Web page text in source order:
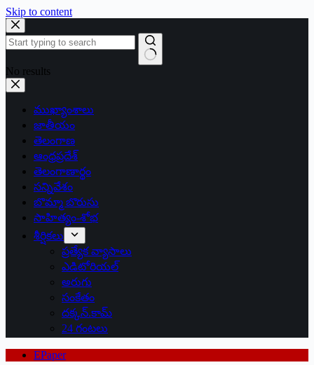
Skip to content
No results
ముఖ్యాంశాలు
జాతీయం
తెలంగాణ
ఆంధ్రప్రదేశ్
తెలంగాణార్థం
సన్నివేశం
బొమ్మా బొరుసు
సాహిత్యం-శోభ
శీర్షికలు
ప్రత్యేక వ్యాసాలు
ఎడిటోరియల్
అరుగు
సంకేతం
దక్కన్.కామ్
24 గంటలు
EPaper